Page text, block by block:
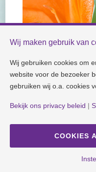
Check our
Wij maken gebruik van
Wij gebruiken cookies om
website voor de bezoeker
gebruiken wij o.a. cookies
Bekijk ons privacy beleid |
COOKIES